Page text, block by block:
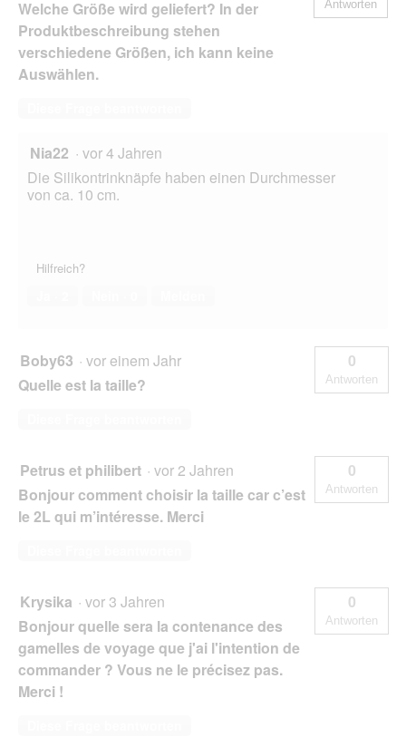
Welche Größe wird geliefert? In der
Produktbeschreibung stehen
verschiedene Größen, ich kann keine
Auswählen.
Antworten
Nia22 · vor 4 Jahren
Die Silikontrinknäpfe haben einen Durchmesser
von ca. 10 cm.
Hilfreich?
Boby63 · vor einem Jahr
Quelle est la taille?
0
Antworten
Petrus et philibert · vor 2 Jahren
Bonjour comment choisir la taille car c’est
le 2L qui m’intéresse. Merci
0
Antworten
Krysika · vor 3 Jahren
Bonjour quelle sera la contenance des
gamelles de voyage que j'ai l'intention de
commander ? Vous ne le précisez pas.
Merci !
0
Antworten